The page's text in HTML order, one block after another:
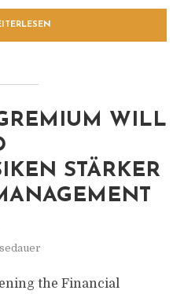
WILL
STÄRKER
the Financial